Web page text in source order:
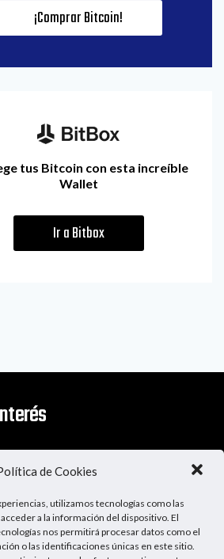
de Cookies
utilizamos tecnologías como las
a la información del dispositivo. El
nos permitirá procesar datos como el
o las identificaciones únicas en este sitio.
¡Comprar Bitcoin!
tus Bitcoin con esta increíble
Wallet
Ir a Bitbox